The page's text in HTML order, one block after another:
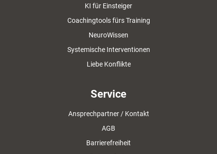
KI für Einsteiger
Coachingtools fürs Training
NeuroWissen
Systemische Interventionen
Liebe Konflikte
Service
Ansprechpartner / Kontakt
AGB
Barrierefreiheit